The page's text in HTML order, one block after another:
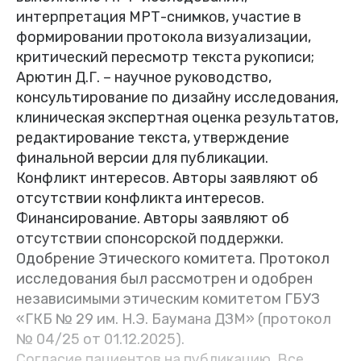
интерпретация МРТ-снимков, участие в
формировании протокола визуализации,
критический пересмотр текста рукописи;
Арютин Д.Г. – научное руководство,
консультирование по дизайну исследования,
клиническая экспертная оценка результатов,
редактирование текста, утверждение
финальной версии для публикации.
Конфликт интересов. Авторы заявляют об
отсутствии конфликта интересов.
Финансирование. Авторы заявляют об
отсутствии спонсорской поддержки.
Одобрение Этического комитета. Протокол
исследования был рассмотрен и одобрен
независимыми этическим комитетом ГБУЗ
«ГКБ № 29 им. Н.Э. Баумана ДЗМ» (протокол
№ 04/25 от 01.12.2025).